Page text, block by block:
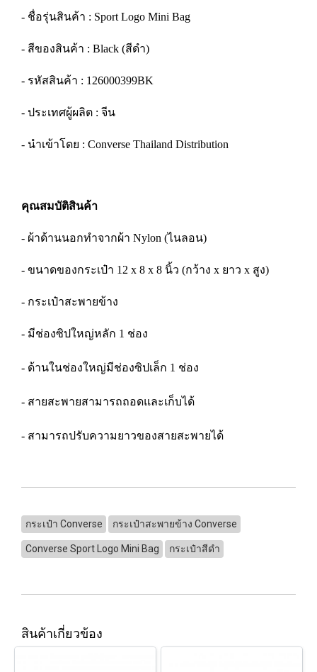
- ชื่อรุ่นสินค้า : Sport Logo Mini Bag
- สีของสินค้า : Black (สีดำ)
- รหัสสินค้า : 126000399BK
- ประเทศผู้ผลิต : จีน
- นำเข้าโดย : Converse Thailand Distribution
คุณสมบัติสินค้า
- ผ้าด้านนอกทำจากผ้า Nylon (ไนลอน)
- ขนาดของกระเป๋า 12 x 8 x 8 นิ้ว (กว้าง x ยาว x สูง)
- กระเป๋าสะพายข้าง
- มีช่องซิปใหญ่หลัก 1 ช่อง
- ด้านในช่องใหญ่มีช่องซิปเล็ก 1 ช่อง
- สายสะพายสามารถถอดและเก็บได้
- สามารถปรับความยาวของสายสะพายได้
กระเป๋า Converse กระเป๋าสะพายข้าง Converse
Converse Sport Logo Mini Bag กระเป๋าสีดำ
สินค้าเกี่ยวข้อง